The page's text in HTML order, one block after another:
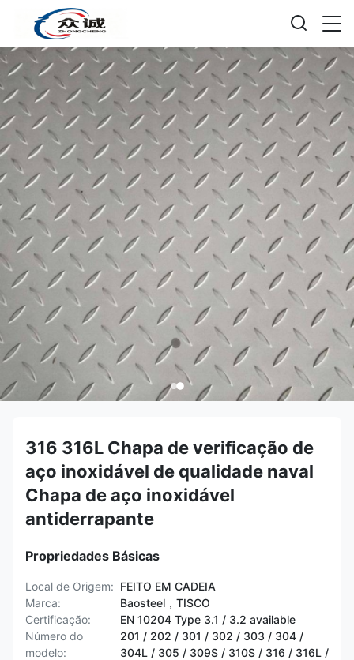
316 316L Chapa de verificação de
aço inoxidável de qualidade naval
Chapa de aço inoxidável
antiderrapante
Propriedades Básicas
Local de Origem: FEITO EM CADEIA
Marca:
Baosteel，TISCO
Certificação:
EN 10204 Type 3.1 / 3.2 available
Número do
modelo:
201 / 202 / 301 / 302 / 303 / 304 /
304L / 305 / 309S / 310S / 316 / 316L /